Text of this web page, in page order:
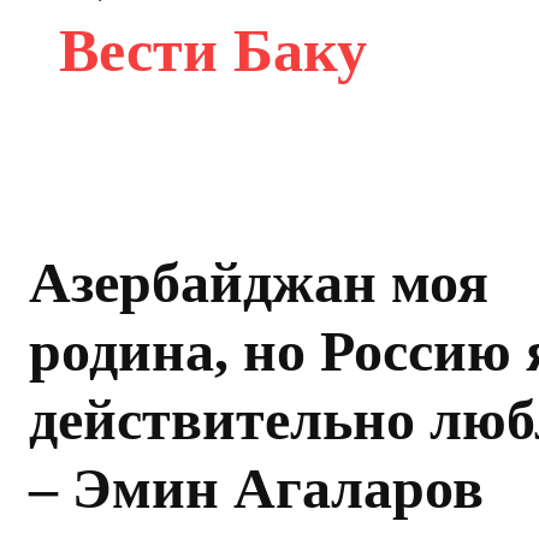
Вести Баку
Азербайджан моя
родина, но Россию
действительно
– Эмин Агаларов